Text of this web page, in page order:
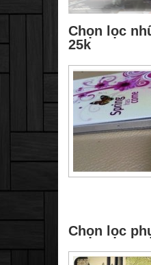
Chọn lọc
25k
Chọn lọc